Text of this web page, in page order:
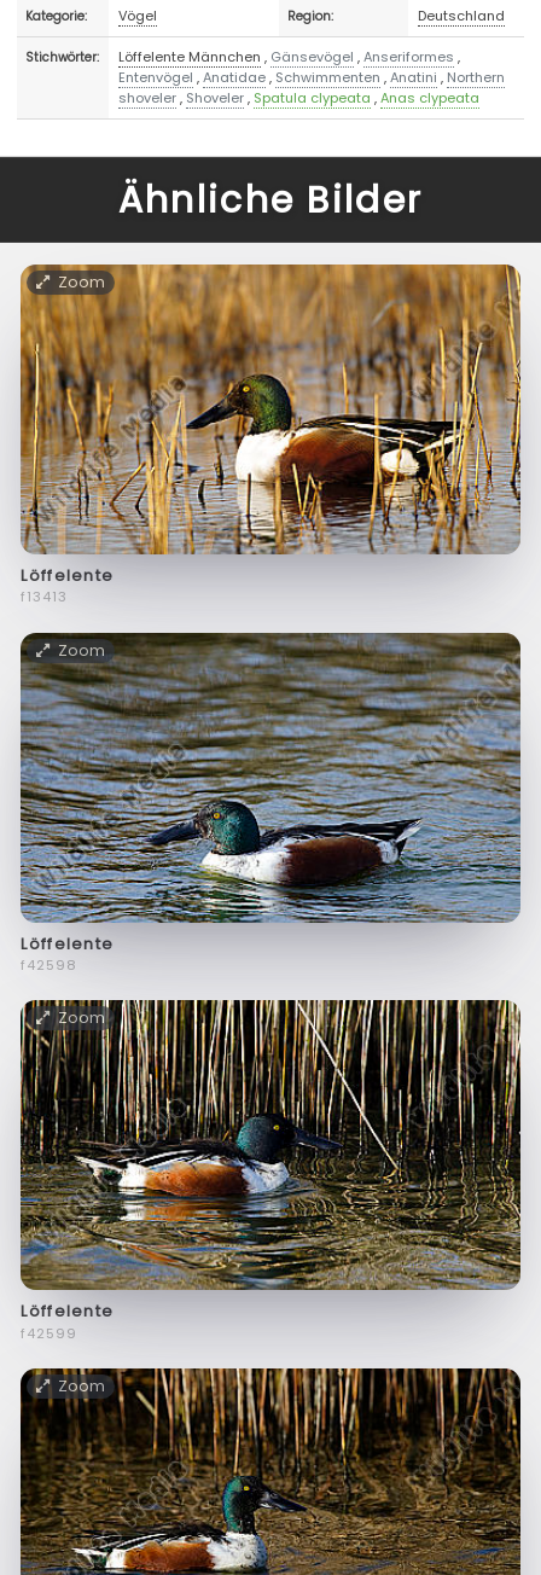
Kategorie: Vögel Region: Deutschland
Stichwörter: Löffelente Männchen , Gänsevögel ,Anseriformes ,
Entenvögel ,Anatidae, Schwimmenten ,Anatini , Northern
shoveler, Shoveler, Spatula clypeata ,Anas clypeata
Ähnliche Bilder
Zoom
Löffelente
f13413
Zoom
Löffelente
f42598
Zoom
Löffelente
f42599
Zoom